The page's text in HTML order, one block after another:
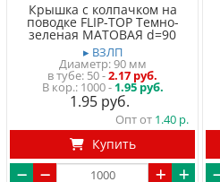
Крышка с колпачком на
поводке FLIP-TOP Темно-
зеленая МАТОВАЯ d=90
▸ ВЗЛП
Диаметр: 90 мм
в тубе 50-2.17 руб.
1000 - 1.95 руб.
1.95
Опт от 1.40
Купить